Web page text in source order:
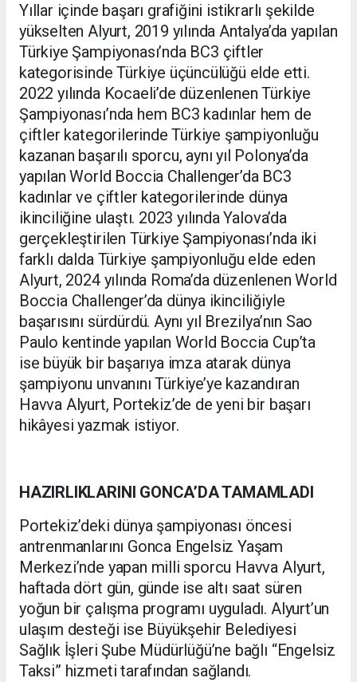
Yıllar içinde başarı grafiğini istikrarlı şekilde
yükselten Alyurt, 2019 yılında Antalya’da yapılan
Türkiye Şampiyonası’nda BC3 çiftler
kategorisinde Türkiye üçüncülüğü elde etti.
2022 yılında Kocaeli’de düzenlenen Türkiye
Şampiyonası’nda hem BC3 kadınlar hem de
çiftler kategorilerinde Türkiye şampiyonluğu
kazanan başarılı sporcu, aynı yıl Polonya’da
yapılan World Boccia Challenger’da BC3
kadınlar ve çiftler kategorilerinde dünya
ikinciliğine ulaştı. 2023 yılında Yalova’da
gerçekleştirilen Türkiye Şampiyonası’nda iki
farklı dalda Türkiye şampiyonluğu elde eden
Alyurt, 2024 yılında Roma’da düzenlenen World
Boccia Challenger’da dünya ikinciliğiyle
başarısını sürdürdü. Aynı yıl Brezilya’nın Sao
Paulo kentinde yapılan World Boccia Cup’ta
ise büyük bir başarıya imza atarak dünya
şampiyonu unvanını Türkiye’ye kazandıran
Havva Alyurt, Portekiz’de de yeni bir başarı
hikâyesi yazmak istiyor.
HAZIRLIKLARINI GONCA’DA TAMAMLADI
Portekiz’deki dünya şampiyonası öncesi
antrenmanlarını Gonca Engelsiz Yaşam
Merkezi’nde yapan milli sporcu Havva Alyurt,
haftada dört gün, günde ise altı saat süren
yoğun bir çalışma programı uyguladı. Alyurt’un
ulaşım desteği ise Büyükşehir Belediyesi
Sağlık İşleri Şube Müdürlüğü’ne bağlı “Engelsiz
Taksi” hizmeti tarafından sağlandı.